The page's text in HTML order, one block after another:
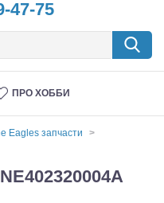
47-75
ПРО ХОББИ
Eagles запчасти